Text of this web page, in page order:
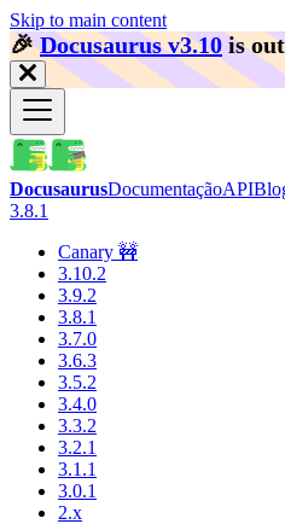
Skip to main content
🎉️Docusaurus v3.10 is
DocusaurusDocumentaçãoAPI
3.8.1
Canary 🚧
3.10.2
3.9.2
3.8.1
3.7.0
3.6.3
3.5.2
3.4.0
3.3.2
3.2.1
3.1.1
3.0.1
2.x